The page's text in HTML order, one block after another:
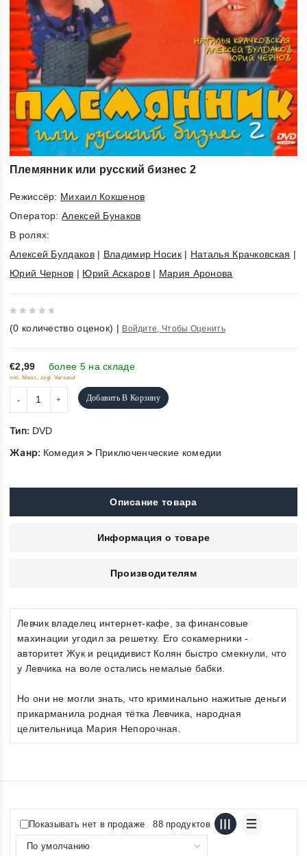
Племянник или русский бизнес 2
Режиссёр: Михаил Кокшенов
Оператор:Алексей Бунаков
В ролях:
Алексей Булдаков| Владимир Носик| Наталья Крачковская |
Юрий Чернов | Юрий Аскаров| Мария Аронова
out
of
5
(0 количество оценок) | Войдите, Чтобы Оценить
€2,99 более 5 на складе
inkl. Mwst., zzgl. Versand
Добавить В Корзину
Тип: DVD
Жанр: Комедия > Приключенческие комедии
Описание товара
Информация о товаре
Производителям
Левчик владелец интернет-кафе, за финансовые
махинации угодил за решетку. Его сокамерники -
авторитет Жук и рецидивист Колян быстро смекнули, что
у Левчика на воле остались немалые бабки.
Но они не могли знать, что криминально нажитые деньги
прикарманила родная тётка Левчика, народная
целительница Мария Непорочная.
Показывать нет в продаже 88 продуктов